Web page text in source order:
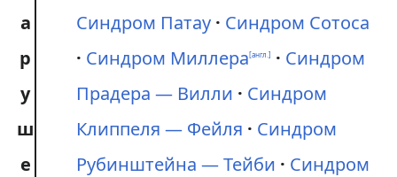
а
р
у
ш
е
Синдром Патау
Синдром Сотоса
Синдром Миллера[англ.]
Синдром
Прадера — Вилли
Синдром
Клиппеля — Фейля
Синдром
Рубинштейна — Тейби
Синдром